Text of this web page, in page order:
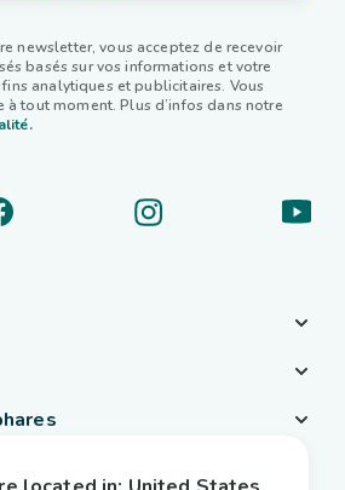
newsletter, vous acceptez de recevoir
basés sur vos informations et votre
analytiques et publicitaires. Vous
à tout moment. Plus d’infos dans notre